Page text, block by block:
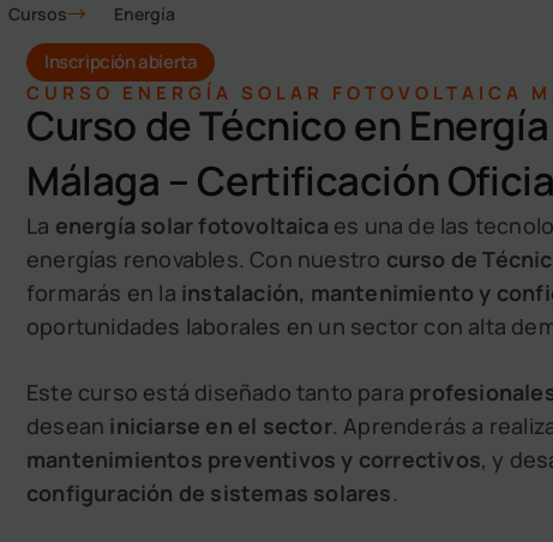
Cursos Energía
Inscripción abierta
CURSO ENERGÍA SOLAR FOTOVOLTAICA
Curso de Técnico en
Málaga – Certificación
La energía solar fotovoltaica es una de las
energías renovables. Con nuestro curso de
formarás en la instalación, mantenimiento y
oportunidades laborales en un sector con alta
Este curso está diseñado tanto para
desean iniciarse en el sector. Aprenderás a
mantenimientos preventivos y correctivos, y
configuración de sistemas solares.